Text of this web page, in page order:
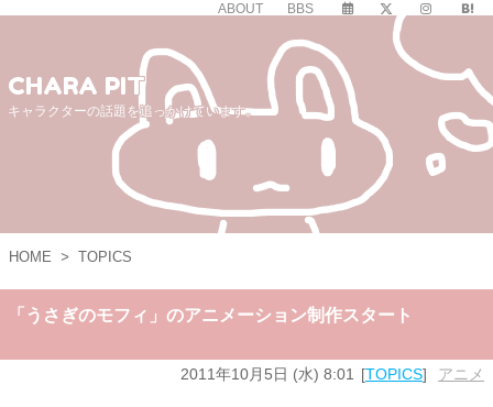
ABOUT BBS
CHARA PIT
キャラクターの話題を追っかけています。
HOME > TOPICS
「うさぎのモフィ」のアニメーション制作スタート
2011年10月5日 (水) 8:01 TOPICS アニメ